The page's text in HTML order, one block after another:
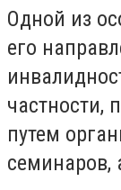
Одной из
его
частности,
путем
семинаров,